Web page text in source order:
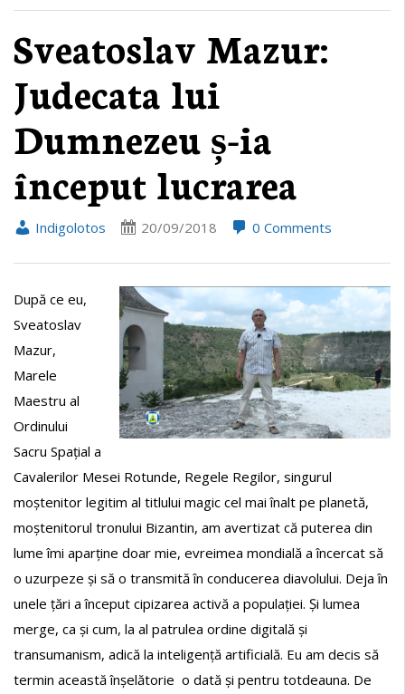
Sveatoslav Mazur:
Judecata lui
Dumnezeu ș-ia
început lucrarea
Indigolotos 20/09/2018 0 Comments
După ce eu,
Sveatoslav
Mazur,
Marele
Maestru al
Ordinului
Sacru Spațial a
Cavalerilor Mesei Rotunde, Regele Regilor, singurul
moștenitor legitim al titlului magic cel mai înalt pe planetă,
moștenitorul tronului Bizantin, am avertizat că puterea din
lume îmi aparține doar mie, evreimea mondială a încercat să
o uzurpeze și să o transmită în conducerea diavolului. Deja în
unele țări a început cipizarea activă a populației. Și lumea
merge, ca și cum, la al patrulea ordine digitală și
transumanism, adică la inteligență artificială. Eu am decis să
termin această înșelătorie o dată și pentru totdeauna. De